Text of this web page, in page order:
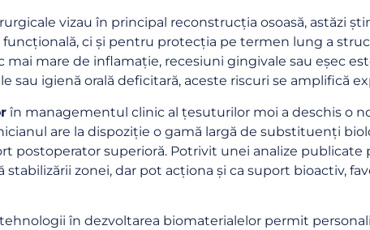
vizau în principal reconstrucția osoasă, astăzi
ci și pentru protecția pe termen lung a
mare de inflamație, recesiuni gingivale sau eșec
sau igienă orală deficitară, aceste riscuri se amplifică
în managementul clinic al țesuturilor moi a deschis o
are la dispoziție o gamă largă de substituenți
postoperator superioră. Potrivit unei analize
zonei, dar pot acționa și ca suport bioactiv,
în dezvoltarea biomaterialelor permit